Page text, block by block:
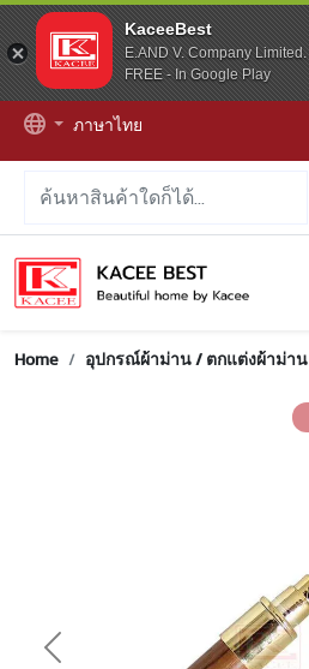
KaceeBest
E.AND V. Company Limited.
FREE - In Google Play
ภาษาไทย
Home อุปกรณ์ผ้าม่าน / ตกแต่งผ้าม่าน
Previous